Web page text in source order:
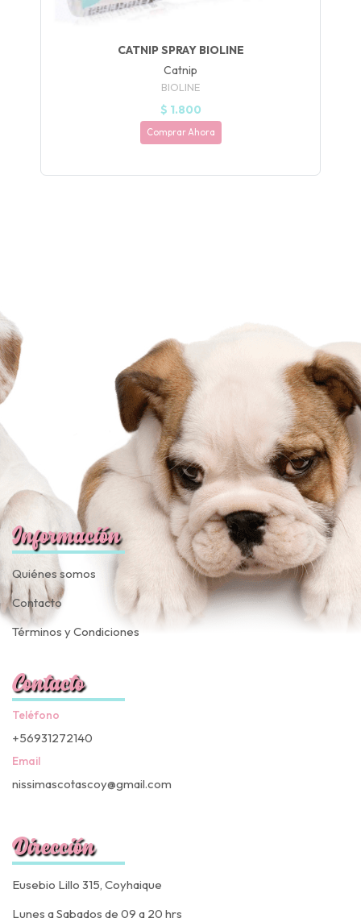
CATNIP SPRAY BIOLINE
Catnip
BIOLINE
$ 1.800
Comprar Ahora
Información
Quiénes somos
Contacto
Términos y Condiciones
Contacto
Teléfono
+56931272140
Email
nissimascotascoy@gmail.com
Dirección
Eusebio Lillo 315, Coyhaique
Lunes a Sabados de 09 a 20 hrs